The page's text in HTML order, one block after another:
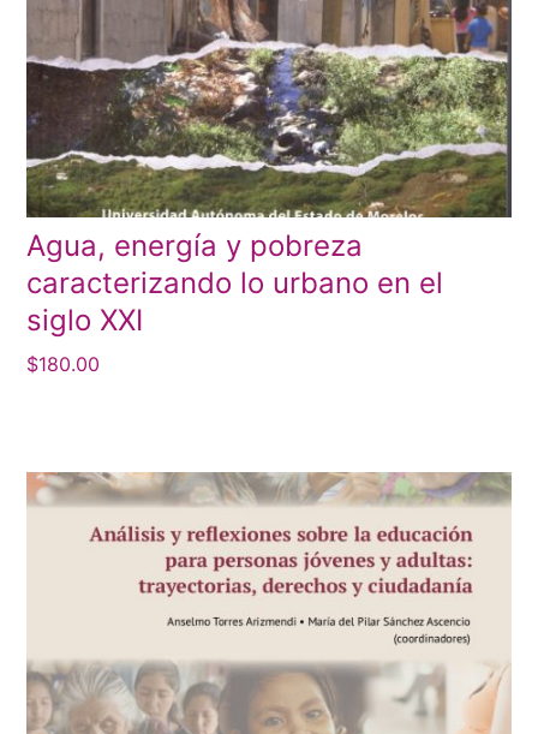
Agua, energía y pobreza
caracterizando lo urbano en el
siglo XXI
$180.00